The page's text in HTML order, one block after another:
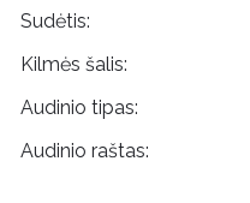
Aksomas
Plisuoti
Dirbtinis šilkas
Dirbtinė oda
Sudėtis:
Kilmės šalis:
Audinio tipas:
Audinio raštas: